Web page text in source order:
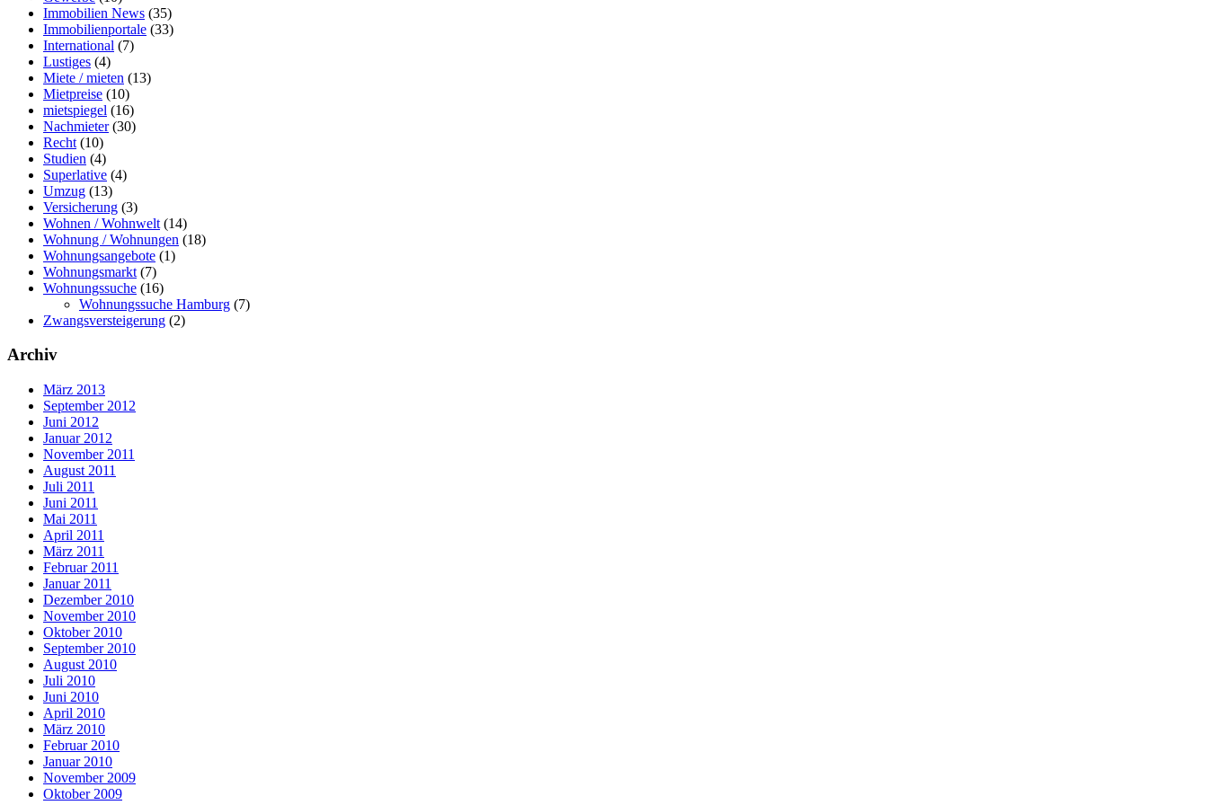
Immobilien News (35)
Immobilienportale (33)
International (7)
Lustiges (4)
Miete / mieten (13)
Mietpreise (10)
mietspiegel (16)
Nachmieter(30)
Recht (10)
Studien (4)
Superlative (4)
Umzug (13)
Versicherung (3)
Wohnen / Wohnwelt (14)
Wohnung / Wohnungen (18)
Wohnungsangebote (1)
Wohnungsmarkt (7)
Wohnungssuche (16)
Wohnungssuche Hamburg (7)
Zwangsversteigerung (2)
Archiv
März 2013
September 2012
Juni 2012
Januar 2012
November 2011
August 2011
Juli 2011
Juni 2011
Mai 2011
April 2011
März 2011
Februar 2011
Januar 2011
Dezember 2010
November 2010
Oktober 2010
September 2010
August 2010
Juli 2010
Juni 2010
April 2010
März 2010
Februar 2010
Januar 2010
November 2009
Oktober 2009